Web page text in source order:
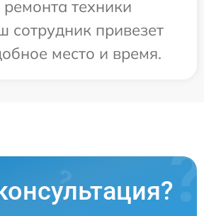
техники
сотрудник привезет
место и время.